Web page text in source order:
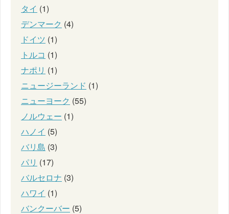
タイ (1)
デンマーク (4)
ドイツ (1)
トルコ (1)
ナポリ (1)
ニュージーランド (1)
ニューヨーク (55)
ノルウェー (1)
ハノイ (5)
バリ島 (3)
パリ (17)
バルセロナ (3)
ハワイ (1)
バンクーバー (5)